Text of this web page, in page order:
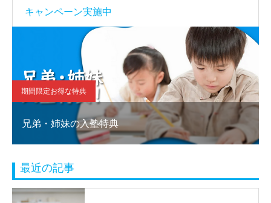
キャンペーン実施中
期間限定お得な特典
兄弟・姉妹の入塾特典
最近の記事